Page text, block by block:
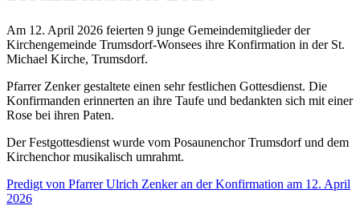
Am 12. April 2026 feierten 9 junge Gemeindemitglieder der
Kirchengemeinde Trumsdorf-Wonsees ihre Konfirmation in der St.
Michael Kirche, Trumsdorf.
Pfarrer Zenker gestaltete einen sehr festlichen Gottesdienst. Die
Konfirmanden erinnerten an ihre Taufe und bedankten sich mit einer
Rose bei ihren Paten.
Der Festgottesdienst wurde vom Posaunenchor Trumsdorf und dem
Kirchenchor musikalisch umrahmt.
Predigt von Pfarrer Ulrich Zenker an der Konfirmation am 12. April
2026